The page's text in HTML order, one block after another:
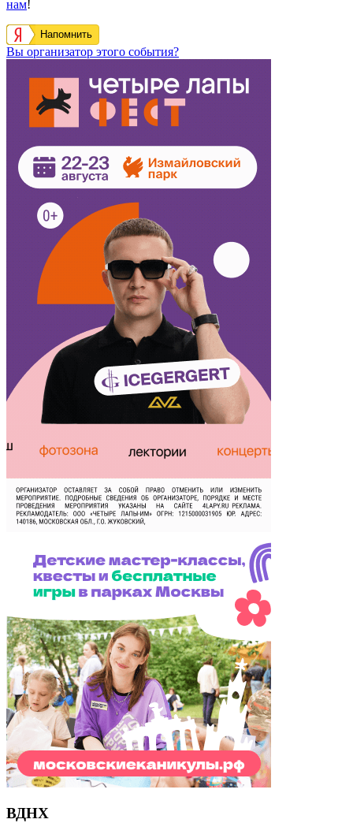
нам!
Напомнить
Вы организатор этого события?
ВДНХ